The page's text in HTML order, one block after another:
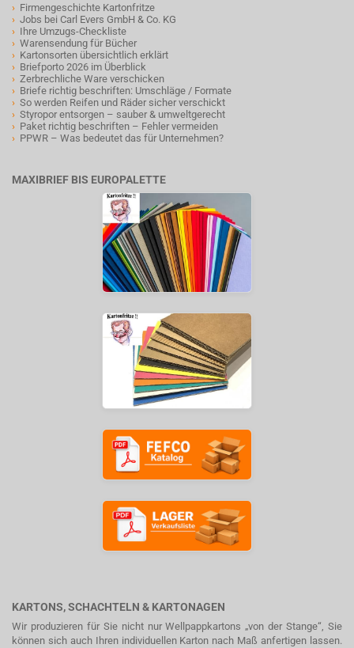
› Firmengeschichte Kartonfritze
› Jobs bei Carl Evers GmbH & Co. KG
› Ihre Umzugs-Checkliste
› Warensendung für Bücher
› Kartonsorten übersichtlich erklärt
› Briefporto 2026 im Überblick
› Zerbrechliche Ware verschicken
› Briefe richtig beschriften: Umschläge / Formate
› So werden Reifen und Räder sicher verschickt
› Styropor entsorgen – sauber & umweltgerecht
› Paket richtig beschriften – Fehler vermeiden
› PPWR – Was bedeutet das für Unternehmen?
MAXIBRIEF BIS EUROPALETTE
KARTONS, SCHACHTELN & KARTONAGEN
Wir produzieren für Sie nicht nur Wellpappkartons „von der Stange“, Sie
können sich auch Ihren individuellen Karton nach Maß anfertigen lassen.